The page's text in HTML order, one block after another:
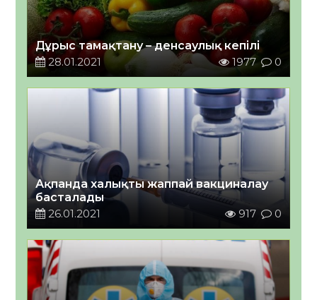
Дұрыс тамақтану – денсаулық кепілі
28.01.2021
1977 0
Ақпанда халықты жаппай вакциналау
басталады
26.01.2021
917 0